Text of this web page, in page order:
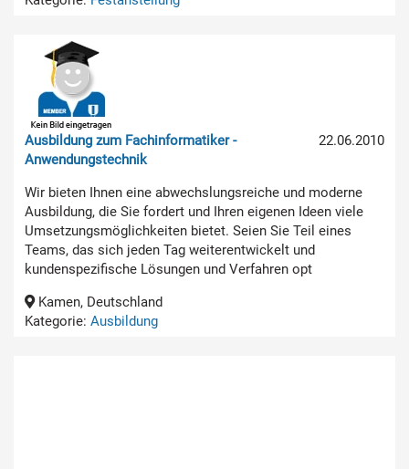
22.06.2010
Ausbildung zum Fachinformatiker -
Anwendungstechnik
Wir bieten Ihnen eine abwechslungsreiche und moderne
Ausbildung, die Sie fordert und Ihren eigenen Ideen viele
Umsetzungsmöglichkeiten bietet. Seien Sie Teil eines
Teams, das sich jeden Tag weiterentwickelt und
kundenspezifische Lösungen und Verfahren opt
Kamen, Deutschland
Kategorie: Ausbildung